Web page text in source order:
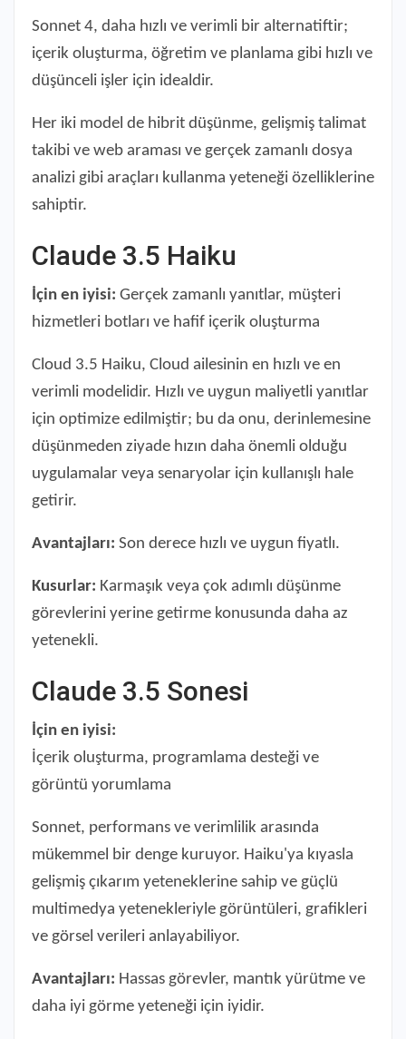
Sonnet 4, daha hızlı ve verimli bir alternatiftir;
içerik oluşturma, öğretim ve planlama gibi hızlı ve
düşünceli işler için idealdir.
Her iki model de hibrit düşünme, gelişmiş talimat
takibi ve web araması ve gerçek zamanlı dosya
analizi gibi araçları kullanma yeteneği özelliklerine
sahiptir.
Claude 3.5 Haiku
İçin en iyisi: Gerçek zamanlı yanıtlar, müşteri
hizmetleri botları ve hafif içerik oluşturma
Cloud 3.5 Haiku, Cloud ailesinin en hızlı ve en
verimli modelidir. Hızlı ve uygun maliyetli yanıtlar
için optimize edilmiştir; bu da onu, derinlemesine
düşünmeden ziyade hızın daha önemli olduğu
uygulamalar veya senaryolar için kullanışlı hale
getirir.
Avantajları: Son derece hızlı ve uygun fiyatlı.
Kusurlar: Karmaşık veya çok adımlı düşünme
görevlerini yerine getirme konusunda daha az
yetenekli.
Claude 3.5 Sonesi
İçin en iyisi:
İçerik oluşturma, programlama desteği ve
görüntü yorumlama
Sonnet, performans ve verimlilik arasında
mükemmel bir denge kuruyor. Haiku'ya kıyasla
gelişmiş çıkarım yeteneklerine sahip ve güçlü
multimedya yetenekleriyle görüntüleri, grafikleri
ve görsel verileri anlayabiliyor.
Avantajları: Hassas görevler, mantık yürütme ve
daha iyi görme yeteneği için iyidir.